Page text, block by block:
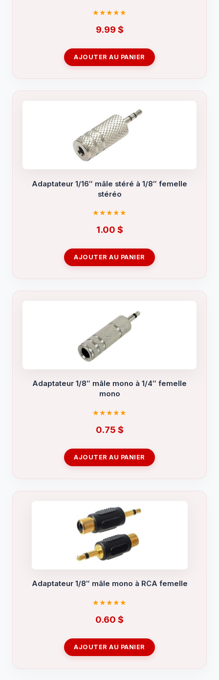
9.99 $
AJOUTER AU PANIER
Adaptateur 1/16″ mâle stéré à 1/8″ femelle
stéréo
1.00 $
AJOUTER AU PANIER
Adaptateur 1/8″ mâle mono à 1/4″ femelle
mono
0.75 $
AJOUTER AU PANIER
Adaptateur 1/8″ mâle mono à RCA femelle
0.60 $
AJOUTER AU PANIER